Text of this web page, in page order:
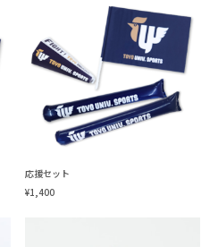
応援セット
¥1,400